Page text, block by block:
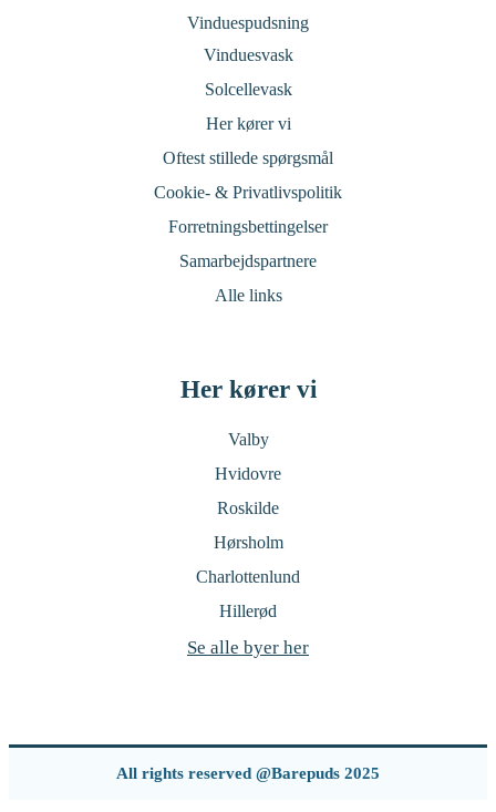
Vinduespudsning
Vinduesvask
Solcellevask
Her kører vi
Oftest stillede spørgsmål
Cookie- & Privatlivspolitik
Forretningsbettingelser
Samarbejdspartnere
Alle links
Her kører vi
Valby
Hvidovre
Roskilde
Hørsholm
Charlottenlund
Hillerød
Se alle byer her
All rights reserved @Barepuds 2025